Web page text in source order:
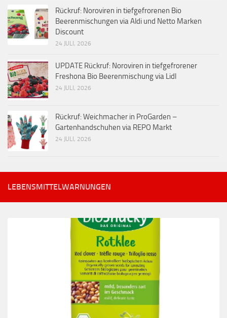
Rückruf: Noroviren in tiefgefrorenen Bio
Beerenmischungen via Aldi und Netto Marken
Discount
24 JULI, 2026
UPDATE Rückruf: Noroviren in tiefgefrorener
Freshona Bio Beerenmischung via Lidl
24 JULI, 2026
Rückruf: Weichmacher in ProGarden –
Gartenhandschuhen via REPO Markt
24 JULI, 2026
LEBENSMITTELWARNUNGEN